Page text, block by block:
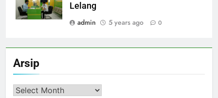
Lelang
admin
5 years ago 0
Arsip
Arsip